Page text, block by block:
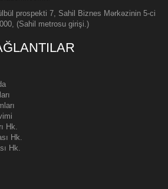
prospekti 7, Sahil Biznes Mərkəzinin 5-ci
(Sahil metrosu girişi.)
Hk.
Hk.
Hk.